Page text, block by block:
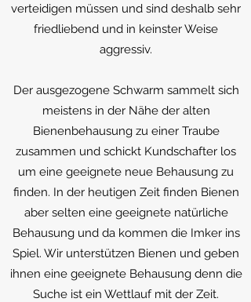
verteidigen müssen und sind deshalb sehr
friedliebend und in keinster Weise
aggressiv.
Der ausgezogene Schwarm sammelt sich
meistens in der Nähe der alten
Bienenbehausung zu einer Traube
zusammen und schickt Kundschafter los
um eine geeignete neue Behausung zu
finden. In der heutigen Zeit finden Bienen
aber selten eine geeignete natürliche
Behausung und da kommen die Imker ins
Spiel. Wir unterstützen Bienen und geben
ihnen eine geeignete Behausung denn die
Suche ist ein Wettlauf mit der Zeit.